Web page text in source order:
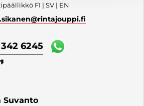
FI | SV | EN
@rintajouppi.fi
6245
Suvanto